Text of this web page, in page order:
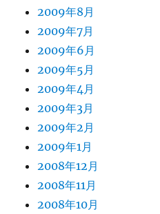
2009年8月
2009年7月
2009年6月
2009年5月
2009年4月
2009年3月
2009年2月
2009年1月
2008年12月
2008年11月
2008年10月